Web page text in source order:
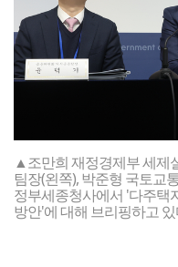
▲조만희 재정경제부 세제
팀장(왼쪽), 박준형 국토교
정부세종청사에서 '다주택
방안'에 대해 브리핑하고